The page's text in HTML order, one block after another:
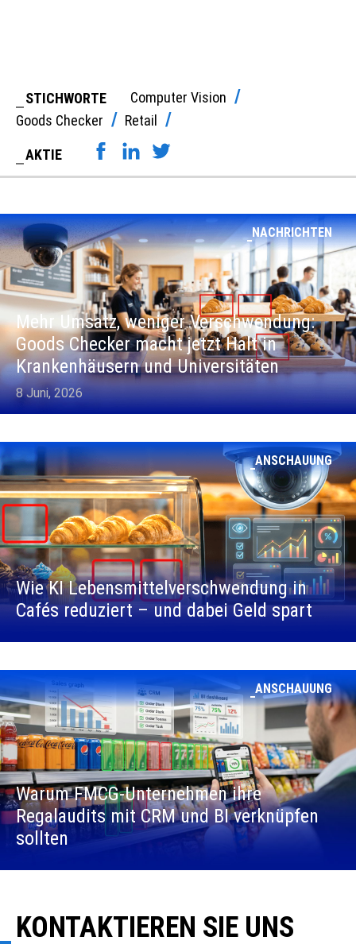
STICHWORTE
Computer Vision
Goods Checker
Retail
AKTIE
NACHRICHTEN
Mehr Umsatz, weniger Verschwendung:
Goods Checker macht jetzt Halt in
Krankenhäusern und Universitäten
8 Juni, 2026
ANSCHAUUNG
Wie KI Lebensmittelverschwendung in
Cafés reduziert – und dabei Geld spart
ANSCHAUUNG
Warum FMCG-Unternehmen ihre
Regalaudits mit CRM und BI verknüpfen
sollten
KONTAKTIEREN SIE UNS